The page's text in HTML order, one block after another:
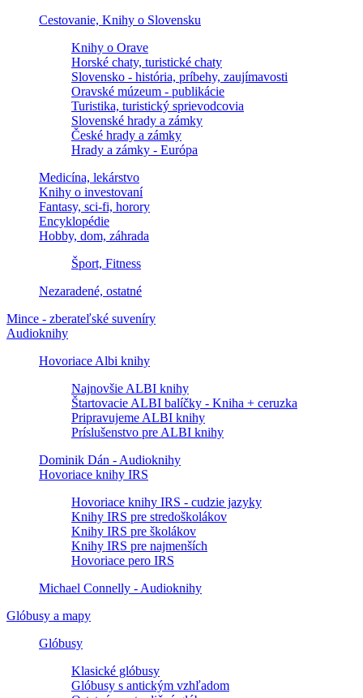
Cestovanie, Knihy o Slovensku
Knihy o Orave
Horské chaty, turistické chaty
Slovensko - história, príbehy, zaujímavosti
Oravské múzeum - publikácie
Turistika, turistický sprievodcovia
Slovenské hrady a zámky
České hrady a zámky
Hrady a zámky - Európa
Medicína, lekárstvo
Knihy o investovaní
Fantasy, sci-fi, horory
Encyklopédie
Hobby, dom, záhrada
Šport, Fitness
Nezaradené, ostatné
Mince - zberateľské suveníry
Audioknihy
Hovoriace Albi knihy
Najnovšie ALBI knihy
Štartovacie ALBI balíčky - Kniha + ceruzka
Pripravujeme ALBI knihy
Príslušenstvo pre ALBI knihy
Dominik Dán - Audioknihy
Hovoriace knihy IRS
Hovoriace knihy IRS - cudzie jazyky
Knihy IRS pre stredoškolákov
Knihy IRS pre školákov
Knihy IRS pre najmenších
Hovoriace pero IRS
Michael Connelly - Audioknihy
Glóbusy a mapy
Glóbusy
Klasické glóbusy
Glóbusy s antickým vzhľadom